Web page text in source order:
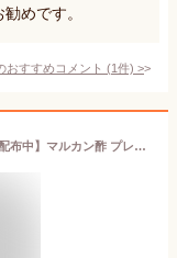
めです。
おすすめコメント (1件) >
【マラソン限定！最大2000円OFFクーポン配布中】マルカン酢 プレミアム 純りんご酢 360ml